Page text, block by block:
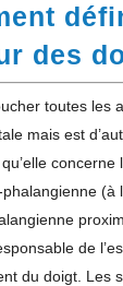
des
toutes les
mais est
concerne
(à
de
du doigt. Les